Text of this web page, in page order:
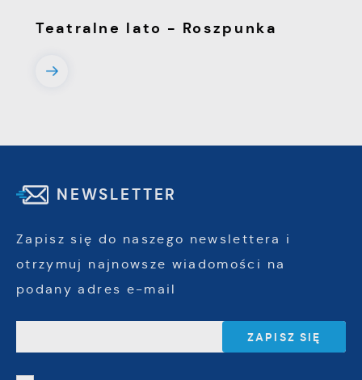
Teatralne lato - Roszpunka
NEWSLETTER
Zapisz się do naszego newslettera i
otrzymuj najnowsze wiadomości na
podany adres e-mail